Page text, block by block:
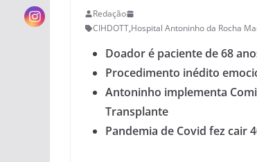
Redação
CIHDOTT,Hospital Antoninho da Rocha
Doador é paciente de 68
Procedimento inédito
Antoninho implementa
Transplante
Pandemia de Covid fez cair